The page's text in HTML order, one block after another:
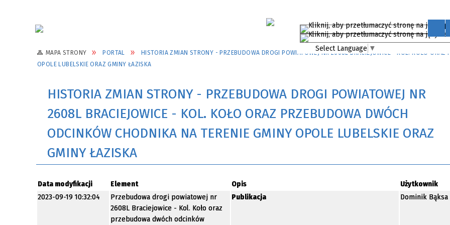
Select Language ▼
MAPA STRONY PORTAL
HISTORIA ZMIAN STRONY - PRZEBUDOWA DROGI POWIATOWEJ NR 2608L BRACIEJOWICE - KOL. KOŁO
OPOLE LUBELSKIE ORAZ GMINY ŁAZISKA
HISTORIA ZMIAN STRONY - PRZEBUDOWA DROGI POWIATOWEJ NR
2608L BRACIEJOWICE - KOL. KOŁO ORAZ PRZEBUDOWA DWÓCH
ODCINKÓW CHODNIKA NA TERENIE GMINY OPOLE LUBELSKIE ORAZ
GMINY ŁAZISKA
Data modyfikacji Element Opis
Użytkownik
2023-09-19 10:32:04
Przebudowa drogi powiatowej nr
2608L Braciejowice - Kol. Koło oraz
przebudowa dwóch odcinków
Publikacja Dominik Bąksa